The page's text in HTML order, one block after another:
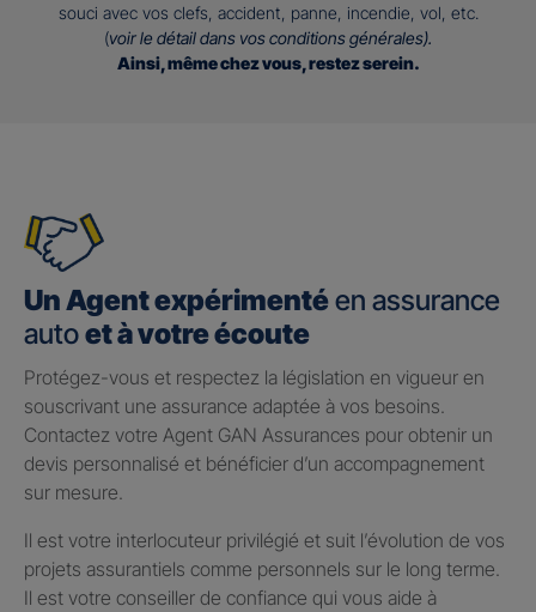
souci avec vos clefs, accident, panne, incendie, vol, etc.
(voir le détail dans vos conditions générales).
Ainsi, même chez vous, restez serein.
Un Agent expérimentéen assurance
autoet à votre écoute
Protégez-vous et respectez la législation en vigueur en
souscrivant une assurance adaptée à vos besoins.
Contactez votre Agent GAN Assurances pour obtenir un
devis personnalisé et bénéficier d’un accompagnement
sur mesure.
Il est votre interlocuteur privilégié et suit l’évolution de vos
projets assurantiels comme personnels sur le long terme.
Il est votre conseiller de confiance qui vous aide à